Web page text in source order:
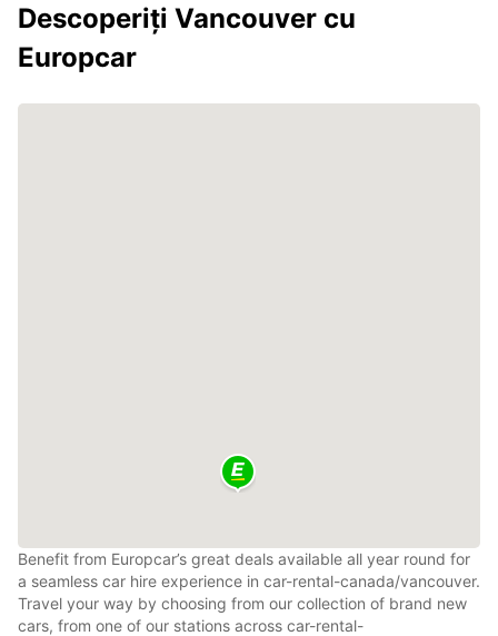
Descoperiți Vancouver cu
Europcar
Benefit from Europcar’s great deals available all year round for
a seamless car hire experience in car-rental-canada/vancouver.
Travel your way by choosing from our collection of brand new
cars, from one of our stations across car-rental-